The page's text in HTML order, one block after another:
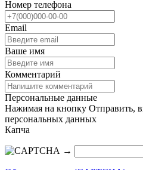
Номер телефона
Email
Ваше имя
Комментарий
Персональные данные
Нажимая на кнопку Отправить,
персональных данных
Капча
→